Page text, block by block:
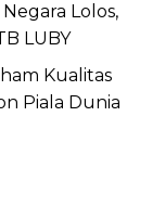
Lolos,
LUBY
Kualitas
Piala Dunia